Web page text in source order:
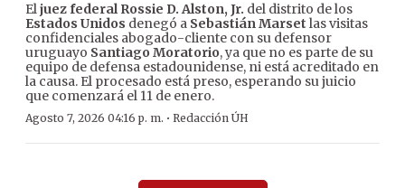
Eljuez federal Rossie D. Alston, Jr. del distrito de los
Estados Unidos denegó a Sebastián Marset las visitas
confidenciales abogado-cliente con su defensor
uruguayo Santiago Moratorio, ya que no es parte de su
equipo de defensa estadounidense, ni está acreditado en
la causa. El procesado está preso, esperando su juicio
que comenzará el 11 de enero.
Agosto 7, 2026 04:16 p. m. · Redacción ÚH